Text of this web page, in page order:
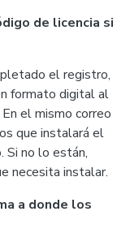
de licencia si
el registro,
formato digital al
En el mismo correo
que instalará el
Si no lo están,
necesita instalar.​
a donde los